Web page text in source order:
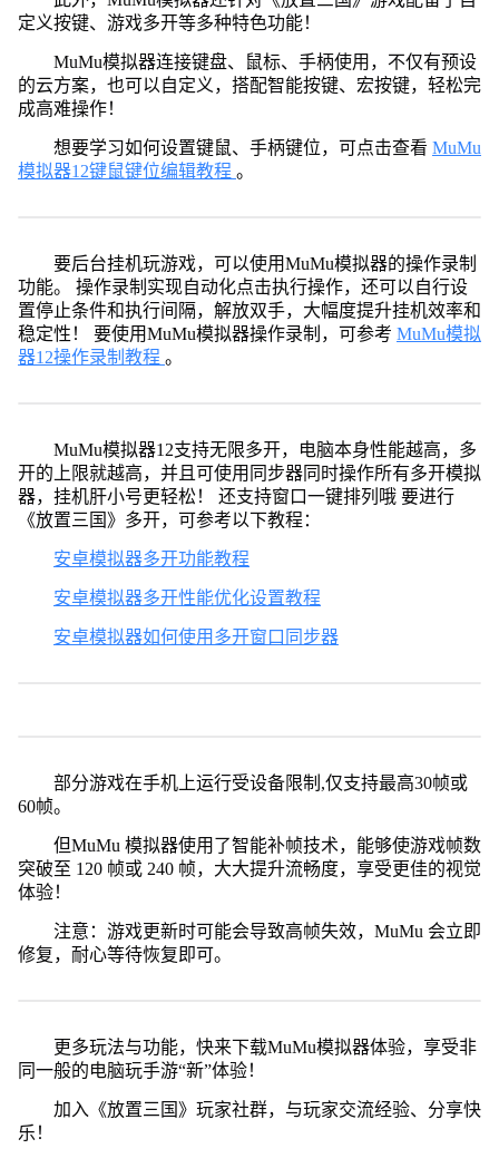
定义按键、游戏多开等多种特色功能！
MuMu模拟器连接键盘、鼠标、手柄使用，不仅有预设
的云方案，也可以自定义，搭配智能按键、宏按键，轻松完
成高难操作！
想要学习如何设置键鼠、手柄键位，可点击查看 MuMu
模拟器12键鼠键位编辑教程 。
要后台挂机玩游戏，可以使用MuMu模拟器的操作录制
功能。 操作录制实现自动化点击执行操作，还可以自行设
置停止条件和执行间隔，解放双手，大幅度提升挂机效率和
稳定性！ 要使用MuMu模拟器操作录制，可参考 MuMu模拟
器12操作录制教程 。
MuMu模拟器12支持无限多开，电脑本身性能越高，多
开的上限就越高，并且可使用同步器同时操作所有多开模拟
器，挂机肝小号更轻松！ 还支持窗口一键排列哦 要进行
《放置三国》多开，可参考以下教程：
安卓模拟器多开功能教程
安卓模拟器多开性能优化设置教程
安卓模拟器如何使用多开窗口同步器
部分游戏在手机上运行受设备限制,仅支持最高30帧或
60帧。
但MuMu 模拟器使用了智能补帧技术，能够使游戏帧数
突破至 120 帧或 240 帧，大大提升流畅度，享受更佳的视觉
体验！
注意：游戏更新时可能会导致高帧失效，MuMu 会立即
修复，耐心等待恢复即可。
更多玩法与功能，快来下载MuMu模拟器体验，享受非
同一般的电脑玩手游“新”体验！
加入《放置三国》玩家社群，与玩家交流经验、分享快
乐！